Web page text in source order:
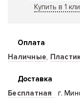
Купить в 1
Оплата
Наличные,
Доставка
Бесплатная
г.